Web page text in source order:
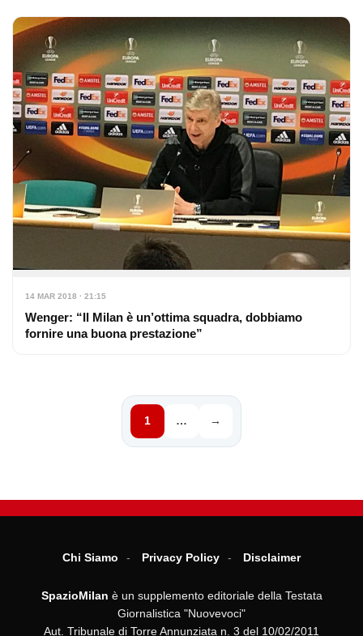
14 MAR 2018 · 21:15
Wenger: “Il Milan è un’ottima squadra, dobbiamo
fornire una buona prestazione”
1 … →
Chi Siamo Privacy Policy Disclaimer
SpazioMilan è un supplemento editoriale della Testata
Giornalistica "Nuovevoci"
Aut. Tribunale di Torre Annunziata n. 3 del 10/02/2011